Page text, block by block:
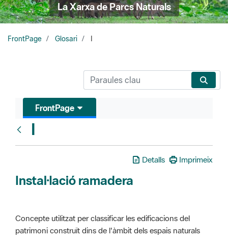
La Xarxa de Parcs Naturals
FrontPage Glosari
FrontPage
I
Detalls Imprimeix
Instal·lació ramadera
Concepte utilitzat per classificar les edificacions del
patrimoni construït dins de l'àmbit dels espais naturals